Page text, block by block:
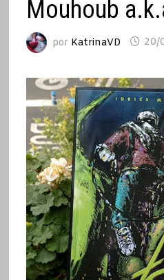
Mouhoub
por KatrinaVD 20/